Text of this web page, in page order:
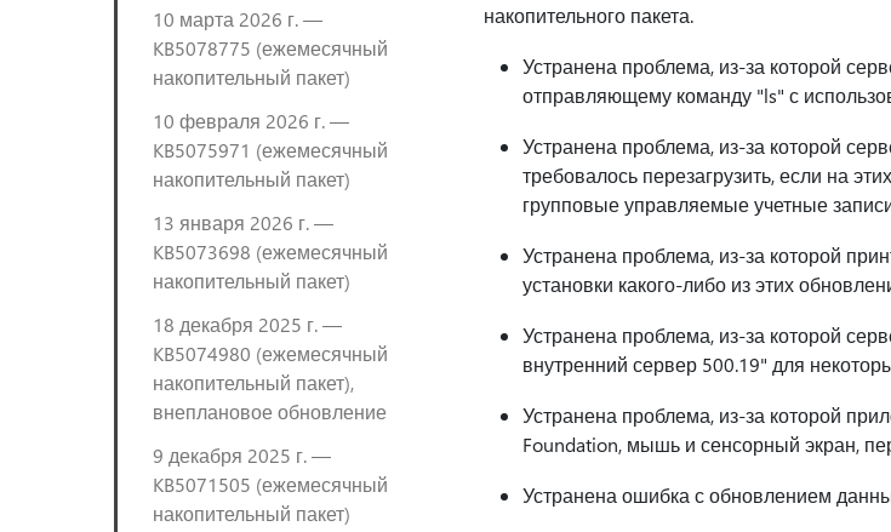
10 марта 2026 г. —
KB5078775 (ежемесячный
накопительный пакет)
10 февраля 2026 г. —
KB5075971 (ежемесячный
накопительный пакет)
13 января 2026 г. —
KB5073698 (ежемесячный
накопительный пакет)
18 декабря 2025 г. —
KB5074980 (ежемесячный
накопительный пакет),
внеплановое обновление
9 декабря 2025 г. —
KB5071505 (ежемесячный
накопительный пакет)
накопительного пакета.
Устранена проблема, из-за которой
отправляющему команду "ls" с
Устранена проблема, из-за которой
требовалось перезагрузить, если на
групповые управляемые учетные
Устранена проблема, из-за которой
установки какого-либо из этих
Устранена проблема, из-за которой
внутренний сервер 500.19" для
Устранена проблема, из-за которой
Foundation, мышь и сенсорный экран,
Устранена ошибка с обновлением